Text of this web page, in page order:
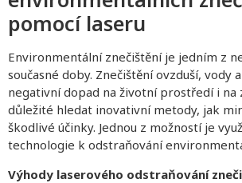
pomocí laseru
Environmentální znečištění je jedním z
současné doby. Znečištění ovzduší, vody
negativní dopad na životní prostředí i na
důležité hledat inovativní metody, jak
škodlivé účinky. Jednou z možností je
technologie k odstraňování
Výhody laserového odstraňování